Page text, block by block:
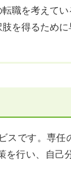
職を考えて
を得るため
スです。専任
行い、自己